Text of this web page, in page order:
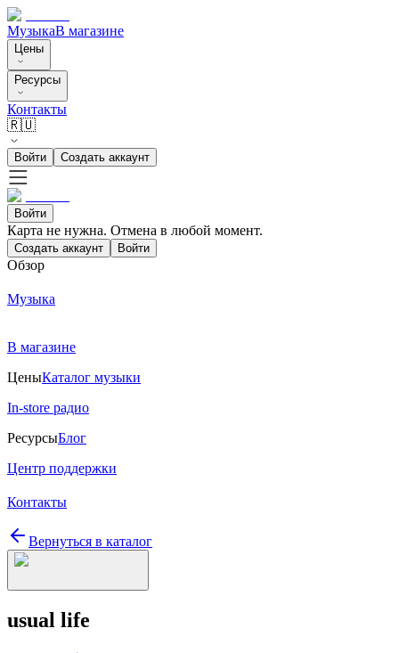
МузыкаВ магазине
Цены
Ресурсы
Контакты
🇷🇺
Войти Создать аккаунт
Войти
Карта не нужна. Отмена в любой момент.
Создать аккаунт Войти
Обзор
Музыка
В магазине
ЦеныКаталог музыки
In-store радио
РесурсыБлог
Центр поддержки
Контакты
Вернуться в каталог
usual life